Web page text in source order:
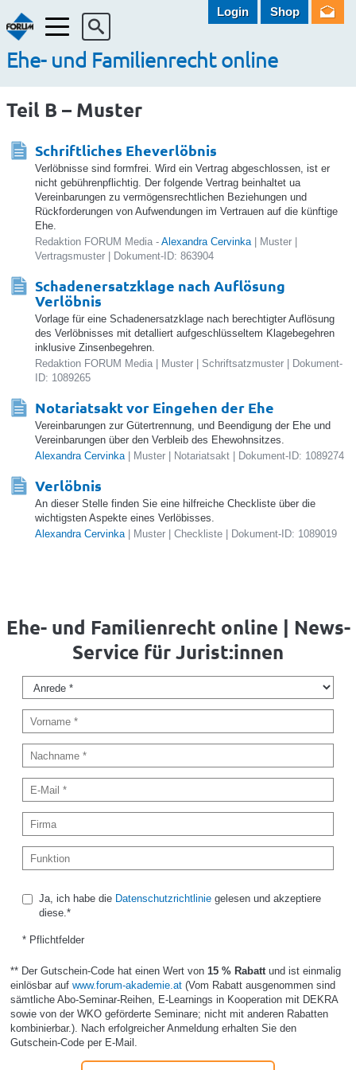
Menü
Ehe- und Familienrecht online
Login Shop
Teil B – Muster
Schriftliches Eheverlöbnis
Verlöbnisse sind formfrei. Wird ein Vertrag abgeschlossen, ist er
nicht gebührenpflichtig. Der folgende Vertrag beinhaltet ua
Vereinbarungen zu vermögensrechtlichen Beziehungen und
Rückforderungen von Aufwendungen im Vertrauen auf die künftige
Ehe.
Redaktion FORUM Media -Alexandra Cervinka| Muster |
Vertragsmuster | Dokument-ID: 863904
Schadenersatzklage nach Auflösung
Verlöbnis
Vorlage für eine Schadenersatzklage nach berechtigter Auflösung
des Verlöbnisses mit detalliert aufgeschlüsseltem Klagebegehren
inklusive Zinsenbegehren.
Redaktion FORUM Media | Muster | Schriftsatzmuster | Dokument-
ID: 1089265
Notariatsakt vor Eingehen der Ehe
Vereinbarungen zur Gütertrennung, und Beendigung der Ehe und
Vereinbarungen über den Verbleib des Ehewohnsitzes.
Alexandra Cervinka| Muster | Notariatsakt | Dokument-ID: 1089274
Verlöbnis
An dieser Stelle finden Sie eine hilfreiche Checkliste über die
wichtigsten Aspekte eines Verlöbisses.
Alexandra Cervinka| Muster | Checkliste | Dokument-ID: 1089019
Ehe- und Familienrecht online | News-
Service für Jurist:innen
Ja, ich habe die Datenschutzrichtliniegelesen und akzeptiere
diese.*
* Pflichtfelder
** Der Gutschein-Code hat einen Wert von 15 % Rabatt und ist einmalig
einlösbar auf www.forum-akademie.at(Vom Rabatt ausgenommen sind
sämtliche Abo-Seminar-Reihen, E-Learnings in Kooperation mit DEKRA
sowie von der WKO geförderte Seminare; nicht mit anderen Rabatten
kombinierbar.). Nach erfolgreicher Anmeldung erhalten Sie den
Gutschein-Code per E-Mail.